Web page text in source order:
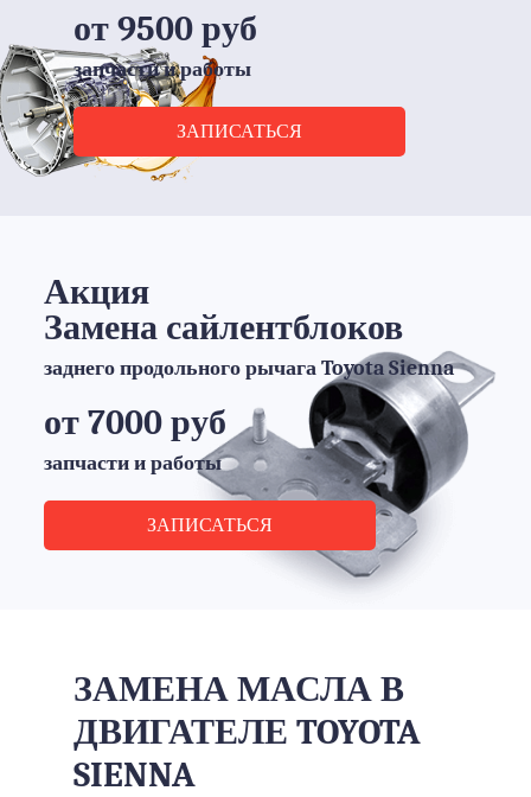
от 9500 руб
запчасти и работы
ЗАПИСАТЬСЯ
Акция
Замена сайлентблоков
заднего продольного рычага Toyota Sienna
от 7000 руб
запчасти и работы
ЗАПИСАТЬСЯ
ЗАМЕНА МАСЛА В
ДВИГАТЕЛЕ TOYOTA
SIENNA